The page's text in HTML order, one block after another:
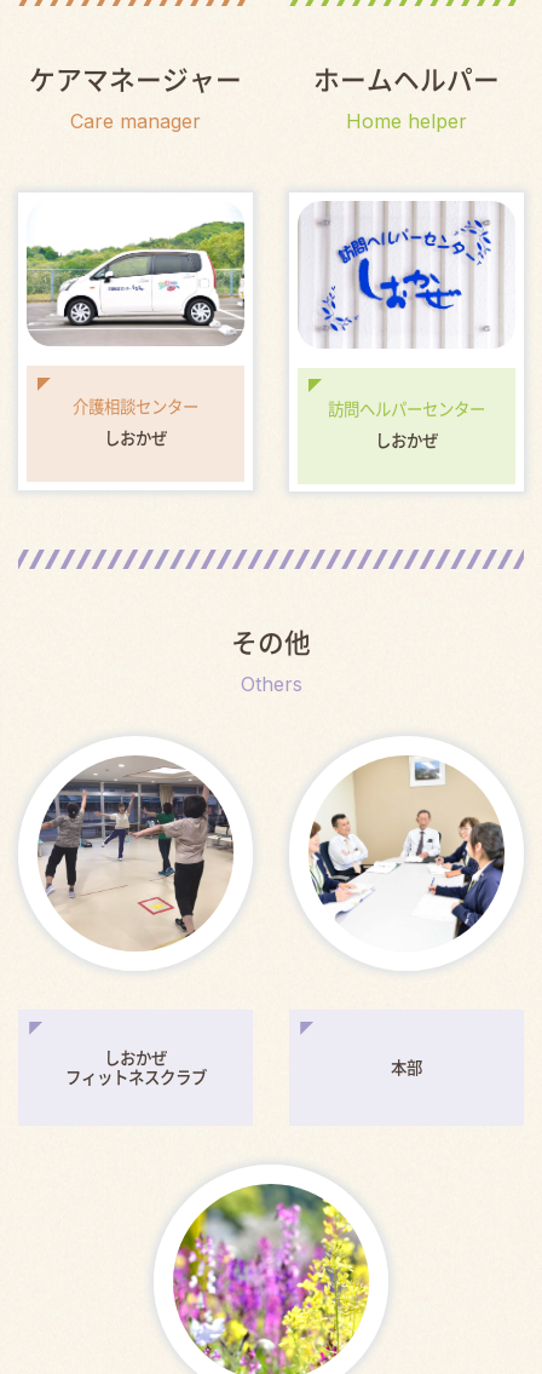
ケアマネージャー
Care manager
介護相談センター
しおかぜ
ホームヘルパー
Home helper
訪問ヘルパーセンター
しおかぜ
その他
Others
しおかぜ
フィットネスクラブ
本部